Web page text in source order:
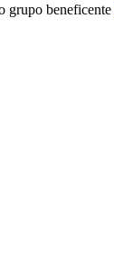
grupo beneficente